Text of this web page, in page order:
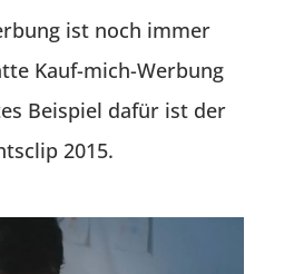
ist noch immer
Kauf-mich-Werbung
Beispiel dafür ist der
2015.